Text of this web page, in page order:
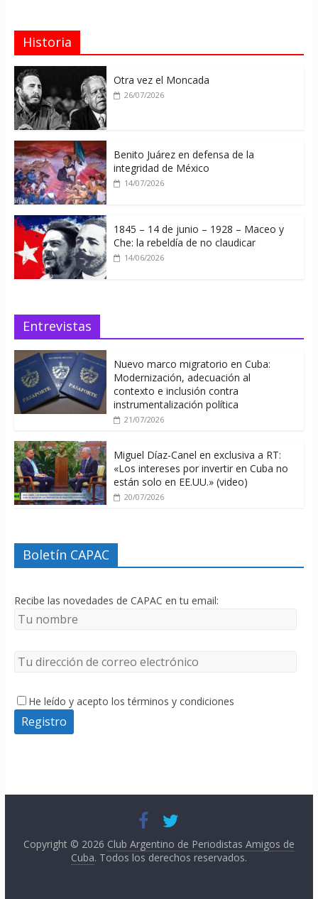
Historia
Otra vez el Moncada
26/07/2026
Benito Juárez en defensa de la
integridad de México
14/07/2026
1845 – 14 de junio – 1928 – Maceo y
Che: la rebeldía de no claudicar
14/06/2026
Entrevistas
Nuevo marco migratorio en Cuba:
Modernización, adecuación al
contexto e inclusión contra
instrumentalización política
21/07/2026
Miguel Díaz-Canel en exclusiva a RT:
«Los intereses por invertir en Cuba no
están solo en EE.UU.» (video)
20/07/2026
Boletín CAPAC
Recibe las novedades de CAPAC en tu email:
He leído y acepto los términos y condiciones
Copyright © 2026 Club Argentino de Periodistas Amigos de
Cuba. Todos los derechos reservados.